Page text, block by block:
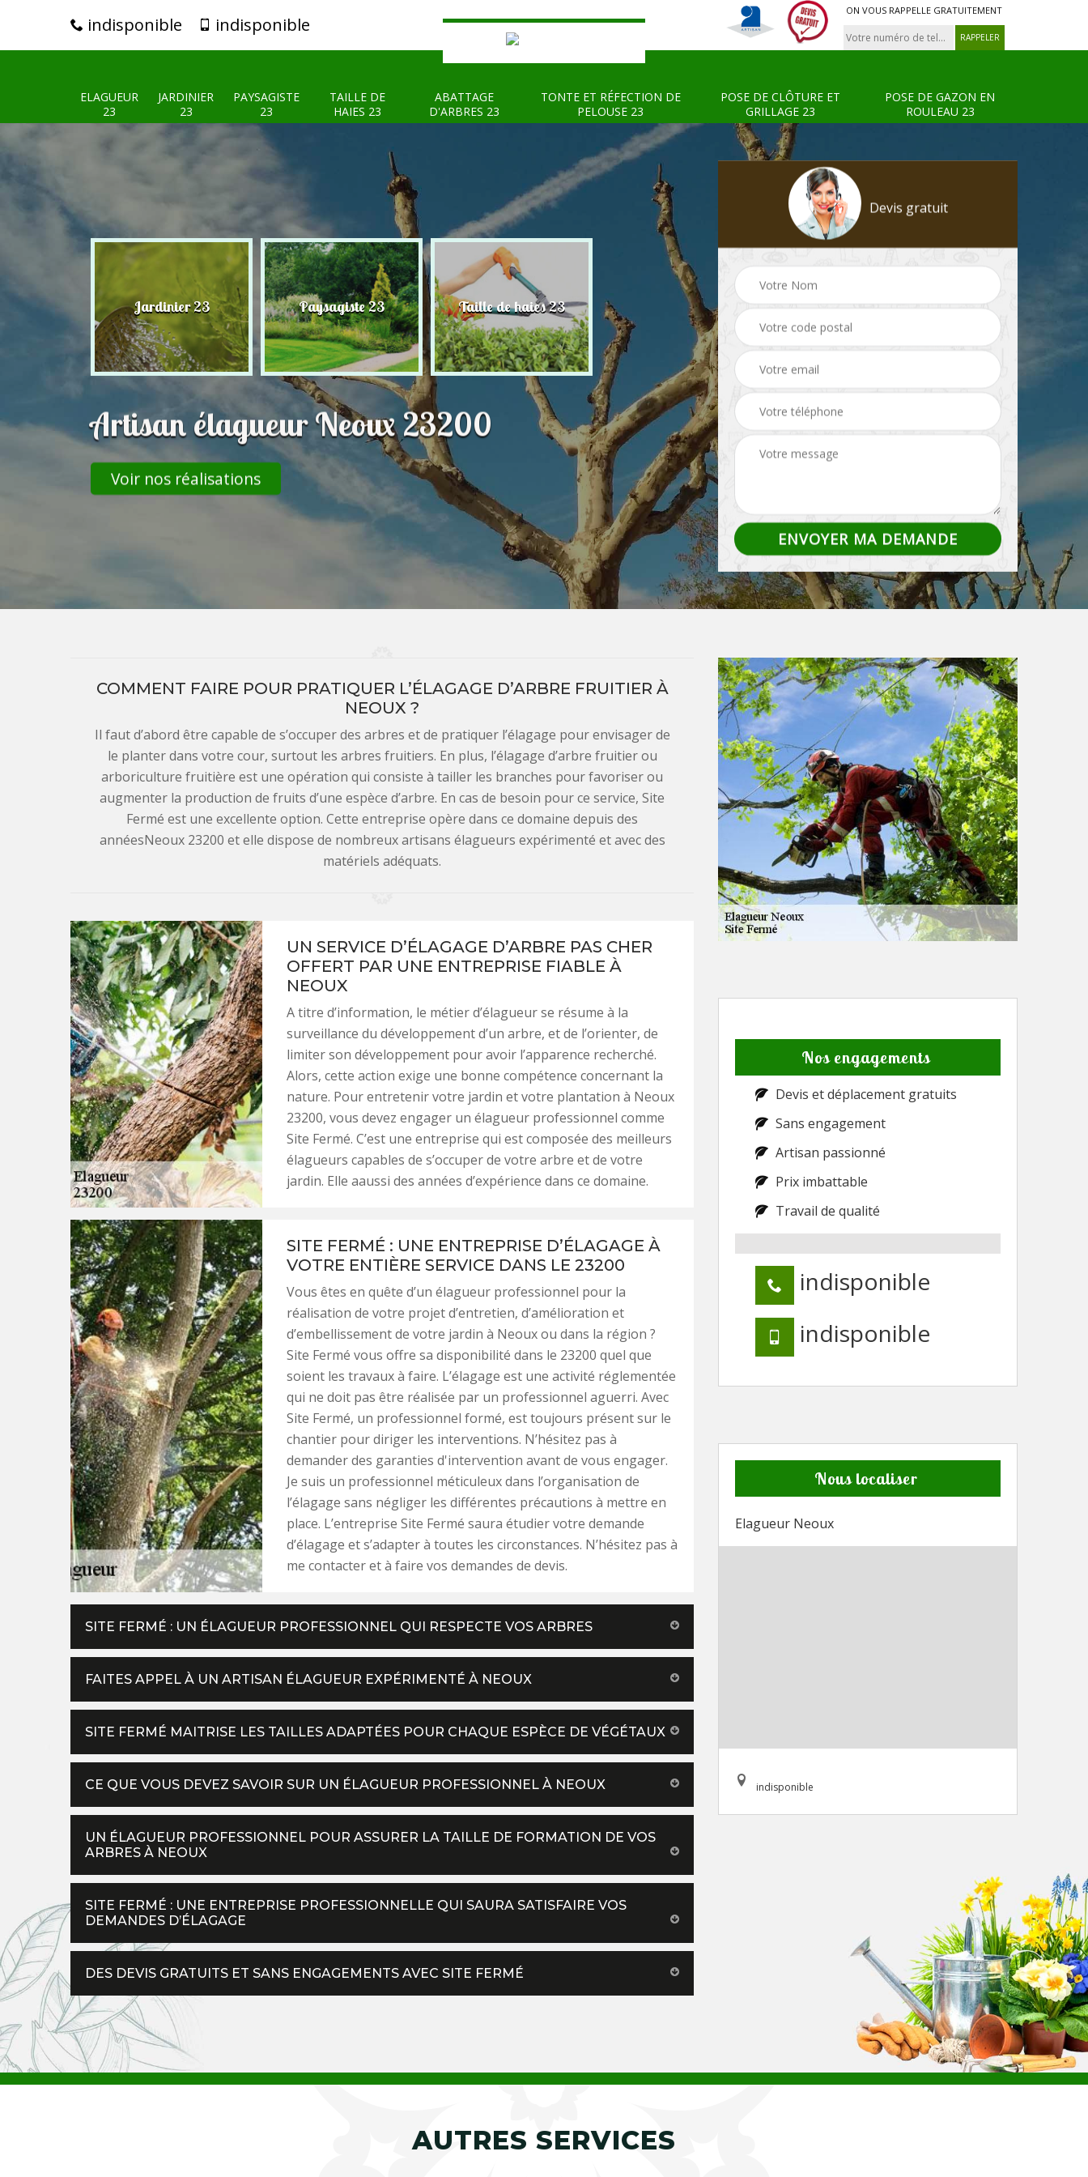
indisponible indisponible
ON VOUS RAPPELLE GRATUITEMENT
ELAGUEUR
23
JARDINIER
23
PAYSAGISTE
23
TAILLE DE
HAIES 23
ABATTAGE
D'ARBRES 23
TONTE ET RÉFECTION DE
PELOUSE 23
POSE DE CLÔTURE ET
GRILLAGE 23
POSE DE GAZON EN
ROULEAU 23
Jardinier 23 Paysagiste 23 Taille de haies 23 Abattage d'arbres 23 pelouse 23
Pose de clôture et
grillage 23
Artisan élagueur Neoux 23200
Voir nos réalisations
Devis gratuit
COMMENT FAIRE POUR PRATIQUER L’ÉLAGAGE D’ARBRE FRUITIER À
NEOUX ?
Il faut d’abord être capable de s’occuper des arbres et de pratiquer l’élagage pour envisager de
le planter dans votre cour, surtout les arbres fruitiers. En plus, l’élagage d’arbre fruitier ou
arboriculture fruitière est une opération qui consiste à tailler les branches pour favoriser ou
augmenter la production de fruits d’une espèce d’arbre. En cas de besoin pour ce service, Site
Fermé est une excellente option. Cette entreprise opère dans ce domaine depuis des
annéesNeoux 23200 et elle dispose de nombreux artisans élagueurs expérimenté et avec des
matériels adéquats.
UN SERVICE D’ÉLAGAGE D’ARBRE PAS CHER
OFFERT PAR UNE ENTREPRISE FIABLE À
NEOUX
A titre d’information, le métier d’élagueur se résume à la
surveillance du développement d’un arbre, et de l’orienter, de
limiter son développement pour avoir l’apparence recherché.
Alors, cette action exige une bonne compétence concernant la
nature. Pour entretenir votre jardin et votre plantation à Neoux
23200, vous devez engager un élagueur professionnel comme
Site Fermé. C’est une entreprise qui est composée des meilleurs
élagueurs capables de s’occuper de votre arbre et de votre
jardin. Elle aaussi des années d’expérience dans ce domaine.
SITE FERMÉ : UNE ENTREPRISE D’ÉLAGAGE À
VOTRE ENTIÈRE SERVICE DANS LE 23200
Vous êtes en quête d’un élagueur professionnel pour la
réalisation de votre projet d’entretien, d’amélioration et
d’embellissement de votre jardin à Neoux ou dans la région ?
Site Fermé vous offre sa disponibilité dans le 23200 quel que
soient les travaux à faire. L’élagage est une activité réglementée
qui ne doit pas être réalisée par un professionnel aguerri. Avec
Site Fermé, un professionnel formé, est toujours présent sur le
chantier pour diriger les interventions. N’hésitez pas à
demander des garanties d'intervention avant de vous engager.
Je suis un professionnel méticuleux dans l’organisation de
l’élagage sans négliger les différentes précautions à mettre en
place. L’entreprise Site Fermé saura étudier votre demande
d’élagage et s’adapter à toutes les circonstances. N’hésitez pas à
me contacter et à faire vos demandes de devis.
SITE FERMÉ : UN ÉLAGUEUR PROFESSIONNEL QUI RESPECTE VOS ARBRES
FAITES APPEL À UN ARTISAN ÉLAGUEUR EXPÉRIMENTÉ À NEOUX
SITE FERMÉ MAITRISE LES TAILLES ADAPTÉES POUR CHAQUE ESPÈCE DE VÉGÉTAUX
CE QUE VOUS DEVEZ SAVOIR SUR UN ÉLAGUEUR PROFESSIONNEL À NEOUX
UN ÉLAGUEUR PROFESSIONNEL POUR ASSURER LA TAILLE DE FORMATION DE VOS
ARBRES À NEOUX
SITE FERMÉ : UNE ENTREPRISE PROFESSIONNELLE QUI SAURA SATISFAIRE VOS
DEMANDES D’ÉLAGAGE
DES DEVIS GRATUITS ET SANS ENGAGEMENTS AVEC SITE FERMÉ
Nos engagements
Devis et déplacement gratuits
Sans engagement
Artisan passionné
Prix imbattable
Travail de qualité
indisponible
indisponible
Nous localiser
Elagueur Neoux
indisponible
AUTRES SERVICES